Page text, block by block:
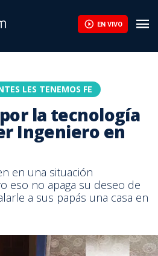
EN VIVO
LES TENEMOS FE
la tecnología
Ingeniero en
en una situación
eso no apaga su deseo de
a sus papás una casa en